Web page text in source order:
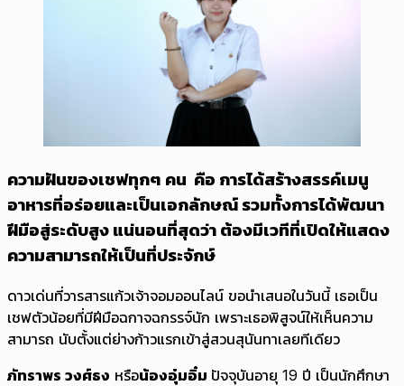
ความฝันของเชฟทุกๆ คน คือ การได้สร้างสรรค์เมนู
อาหารที่อร่อยและเป็นเอกลักษณ์ รวมทั้งการได้พัฒนา
ฝีมือสู่ระดับสูง แน่นอนที่สุดว่า ต้องมีเวทีที่เปิดให้แสดง
ความสามารถให้เป็นที่ประจักษ์
ดาวเด่นที่วารสารแก้วเจ้าจอมออนไลน์ ขอนำเสนอในวันนี้ เธอเป็น
เชฟตัวน้อยที่มีฝีมือฉกาจฉกรรจ์นัก เพราะเธอพิสูจน์ให้เห็นความ
สามารถ นับตั้งแต่ย่างก้าวแรกเข้าสู่สวนสุนันทาเลยทีเดียว
ภัทราพร วงศ์ธง หรือน้องอุ๋มอิ๋ม ปัจจุบันอายุ 19 ปี เป็นนักศึกษา